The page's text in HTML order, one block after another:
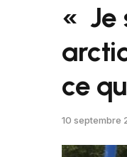
« Je
ce
10 septembre